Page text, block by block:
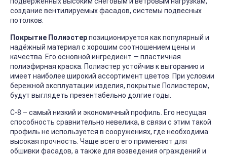
создание вентилируемых фасадов, системы подвесных
потолков.
Покрытие Полиэстерпозиционируется как популярный и
надёжный материал с хорошим соотношением цены и
качества. Его основной ингредиент — пластичная
полиэфирная краска. Полиэстер устойчив к выгоранию и
имеет наиболее широкий ассортимент цветов. При условии
бережной эксплуатации изделия, покрытые Полиэстером,
будут выглядеть презентабельно долгие годы.
С-8 – самый низкий и экономичный профиль. Его несущая
способность сравнительно невелика, в связи с этим такой
профиль не используется в сооружениях, где необходима
высокая прочность. Чаще всего его применяют для
обшивки фасадов, а также для возведения ограждений и